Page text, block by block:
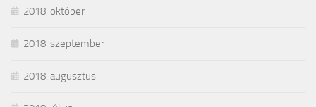
2018. október
2018. szeptember
2018. augusztus